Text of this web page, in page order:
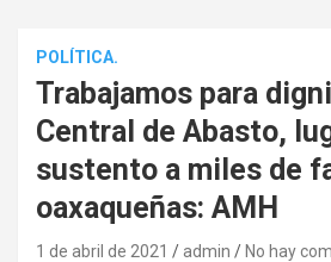
POLÍTICA.
Trabajamos para
Central de Abasto,
sustento a miles de
oaxaqueñas: AMH
1 de abril de 2021 admin No hay